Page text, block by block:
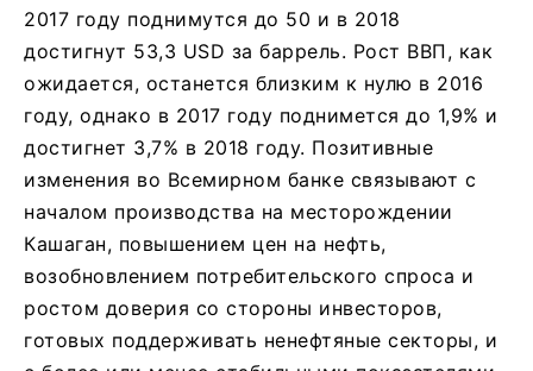
2017 году поднимутся до 50 и в 2018
достигнут 53,3 USD за баррель. Рост ВВП, как
ожидается, останется близким к нулю в 2016
году, однако в 2017 году поднимется до 1,9% и
достигнет 3,7% в 2018 году. Позитивные
изменения во Всемирном банке связывают с
началом производства на месторождении
Кашаган, повышением цен на нефть,
возобновлением потребительского спроса и
ростом доверия со стороны инвесторов,
готовых поддерживать ненефтяные секторы, и